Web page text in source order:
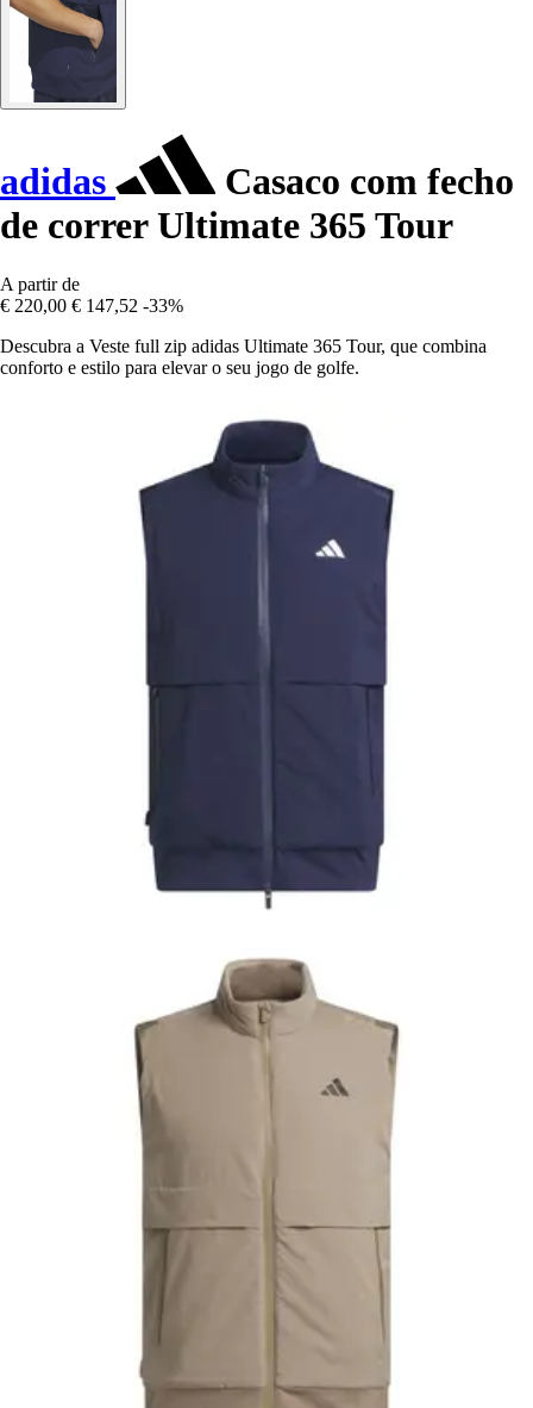
adidas
Casaco com fecho
de correr Ultimate 365 Tour
A partir de
€ 220,00 € 147,52 -33%
Descubra a Veste full zip adidas Ultimate 365 Tour, que combina
conforto e estilo para elevar o seu jogo de golfe.